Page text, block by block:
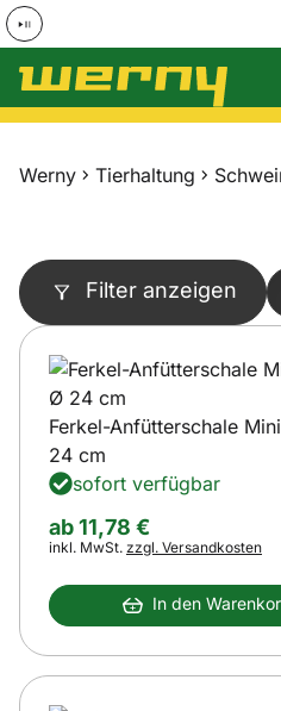
Zum Hauptinhalt
Werny Tierhaltung
Filter anzeigen
Ferkel-Anfütterschale
24 cm
sofort verfügbar
ab:
ab11,78 €
Steuerhinweis:
inkl. MwSt. zzgl. Versandkosten
In den